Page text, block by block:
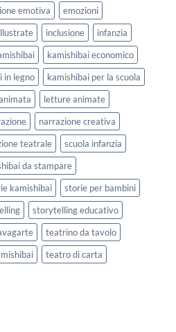
emotiva
emozioni
inclusione
infanzia
kamishibai economico
in legno
kamishibai per la scuola
letture animate
narrazione creativa
teatrale
scuola infanzia
da stampare
kamishibai
storie per bambini
storytelling educativo
teatrino da tavolo
teatro di carta